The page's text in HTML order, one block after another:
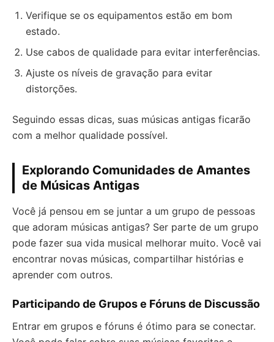
Verifique se os equipamentos estão em bom
estado.
Use cabos de qualidade para evitar interferências.
Ajuste os níveis de gravação para evitar
distorções.
Seguindo essas dicas, suas músicas antigas ficarão
com a melhor qualidade possível.
Explorando Comunidades de Amantes
de Músicas Antigas
Você já pensou em se juntar a um grupo de pessoas
que adoram músicas antigas? Ser parte de um grupo
pode fazer sua vida musical melhorar muito. Você vai
encontrar novas músicas, compartilhar histórias e
aprender com outros.
Participando de Grupos e Fóruns de Discussão
Entrar em grupos e fóruns é ótimo para se conectar.